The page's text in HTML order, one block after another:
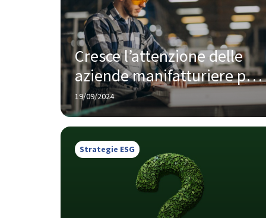
Cresce l’attenzione delle
aziende manifatturiere per
la sostenibilità, i dati Istat
19/09/2024
Strategie ESG